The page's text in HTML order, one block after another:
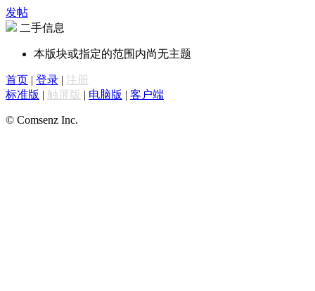
发帖
二手信息
本版块或指定的范围内尚无主题
首页 | 登录 | 注册
标准版 | 触屏版 | 电脑版 | 客户端
© Comsenz Inc.